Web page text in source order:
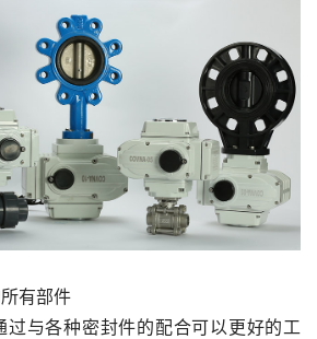
有部件
过与各种密封件的配合可以更好的工